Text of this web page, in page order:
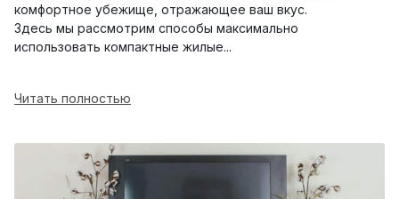
комфортное убежище, отражающее ваш вкус.
Здесь мы рассмотрим способы максимально
использовать компактные жилые...
Читать полностью